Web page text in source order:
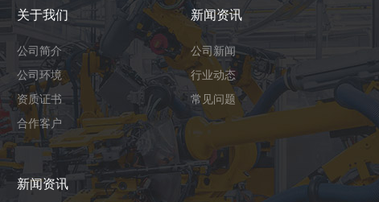
关于我们
公司简介
公司环境
资质证书
合作客户
新闻资讯
新闻资讯
公司新闻
行业动态
常见问题